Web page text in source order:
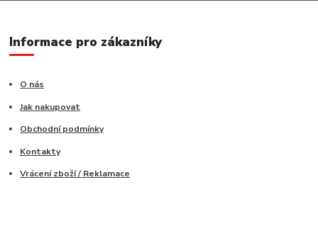
Informace pro zákazníky
O nás
Jak nakupovat
Obchodní podmínky
Kontakty
Vrácení zboží / Reklamace